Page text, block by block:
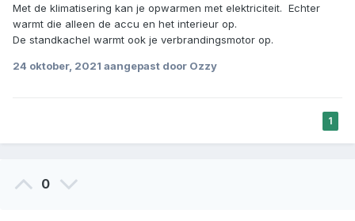
Met de klimatisering kan je opwarmen met elektriciteit. Echter
warmt die alleen de accu en het interieur op.
De standkachel warmt ook je verbrandingsmotor op.
24 oktober, 2021 aangepast door Ozzy
1
0